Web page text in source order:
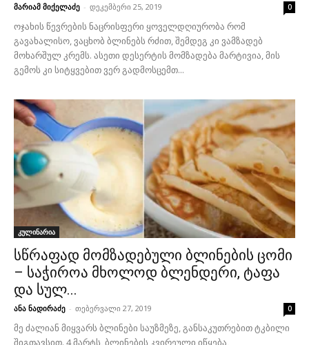
მარიამ მიქელაძე - დეკემბერი 25, 2019 0
ოჯახის წევრების ნაცრისფერი ყოველდღიურობა რომ
გავახალისო, ვაცხობ ბლინებს რძით, შემდეგ კი ვამზადებ
მოხარშულ კრემს. ასეთი დესერტის მომზადება მარტივია, მის
გემოს კი სიტყვებით ვერ გადმოსცემთ...
კულინარია
სწრაფად მომზადებული ბლინების ცომი
– საჭიროა მხოლოდ ბლენდერი, ტაფა
და სულ...
ანა ნადირაძე - თებერვალი 27, 2019 0
მე ძალიან მიყვარს ბლინები საუზმეზე, განსაკუთრებით ტკბილი